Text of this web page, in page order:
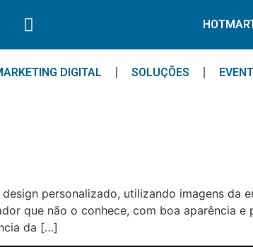
DIGITAL SOLUÇÕES
personalizado, utilizando imagens da
que não o conhece, com boa aparência e
da […]